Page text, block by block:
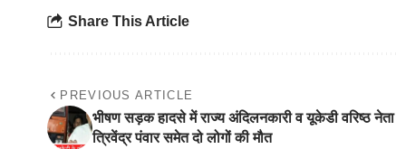
Share This Article
PREVIOUS ARTICLE
भीषण सड़क हादसे में राज्य अंदिलनकारी व यूकेडी वरिष्ठ नेता
त्रिवेंद्र पंवार समेत दो लोगों की मौत